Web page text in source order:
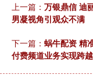
上一篇： 万银鼎信 迪
男凝视角引观众不满
下一篇： 蜗牛配资 精
付费频道业务实现跨